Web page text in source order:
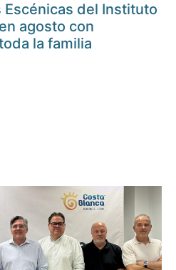
Escénicas del Instituto
agosto con
la familia